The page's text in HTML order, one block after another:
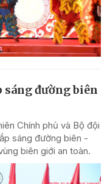
đường biên
Chính phủ và Bộ đội
sáng đường biên -
biên giới an toàn.